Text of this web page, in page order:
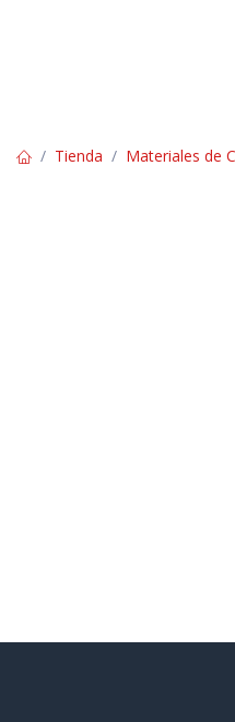
Tienda Materiales de